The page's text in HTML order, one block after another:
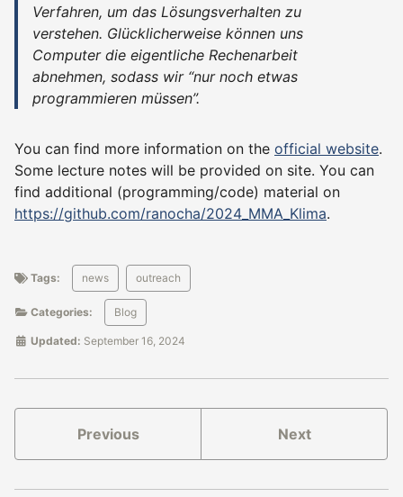
Verfahren, um das Lösungsverhalten zu
verstehen. Glücklicherweise können uns
Computer die eigentliche Rechenarbeit
abnehmen, sodass wir “nur noch etwas
programmieren müssen”.
You can find more information on the official website.
Some lecture notes will be provided on site. You can
find additional (programming/code) material on
https://github.com/ranocha/2024_MMA_Klima.
Tags: news outreach
Categories: Blog
Updated: September 16, 2024
Previous Next